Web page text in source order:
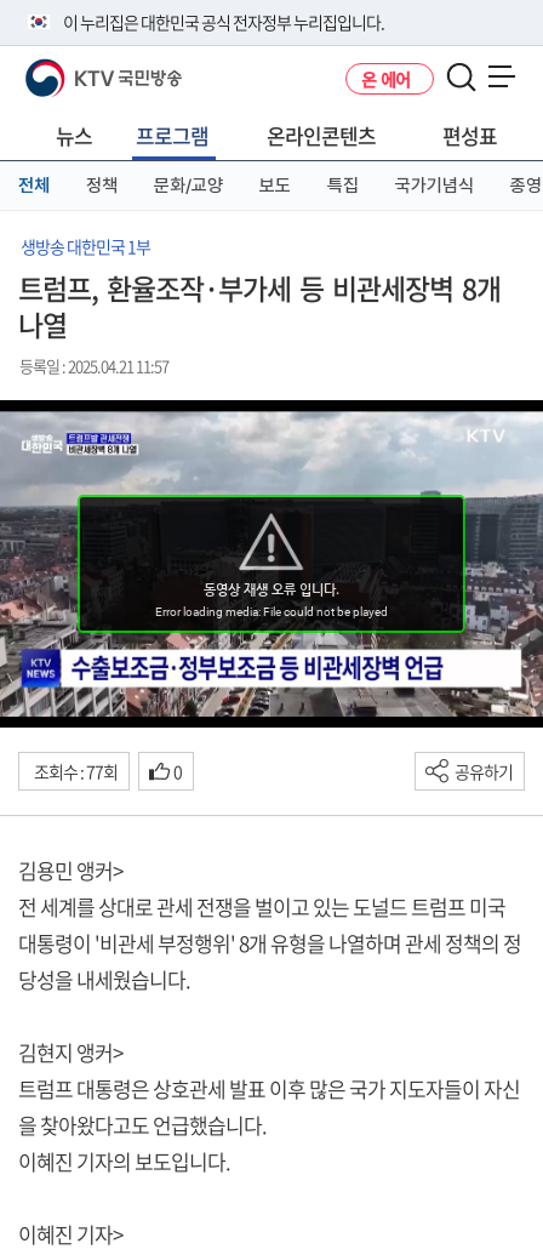
이 누리집은 대한민국 공식 전자정부 누리집입니다.
공식 누리집 주소 확인하기
니다.
이밖에 or.kr 또는 .kr등 다른 도메인 주소를 사용하고 있다면 아래 URL에
서 도메인 주소를 확인해 보세요
KTV 국민방송 온 에어
뉴스 프로그램 온라인콘텐츠 편성표
전체 정책 문화/교양 보도 특집 국가기념식 종영
생방송 대한민국 1부
트럼프, 환율조작·부가세 등 비관세장벽 8개
나열
등록일 : 2025.04.21 11:57
조회수 : 77회 0 공유하기
김용민 앵커>
전 세계를 상대로 관세 전쟁을 벌이고 있는 도널드 트럼프 미국
대통령이 '비관세 부정행위' 8개 유형을 나열하며 관세 정책의 정
당성을 내세웠습니다.
김현지 앵커>
트럼프 대통령은 상호관세 발표 이후 많은 국가 지도자들이 자신
을 찾아왔다고도 언급했습니다.
이혜진 기자의 보도입니다.
이혜진 기자>